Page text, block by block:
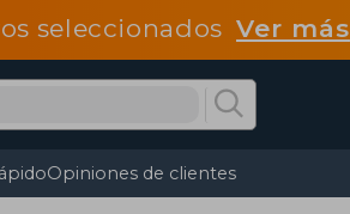
seleccionadosVer más
Opiniones de clientes